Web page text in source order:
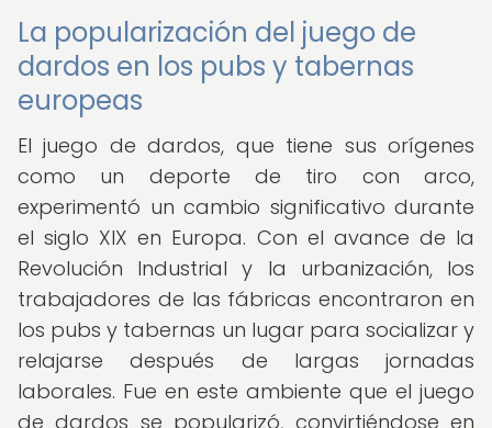
La popularización del juego de
dardos en los pubs y tabernas
europeas
El juego de dardos, que tiene sus orígenes
como un deporte de tiro con arco,
experimentó un cambio significativo durante
el siglo XIX en Europa. Con el avance de la
Revolución Industrial y la urbanización, los
trabajadores de las fábricas encontraron en
los pubs y tabernas un lugar para socializar y
relajarse después de largas jornadas
laborales. Fue en este ambiente que el juego
de dardos se popularizó, convirtiéndose en